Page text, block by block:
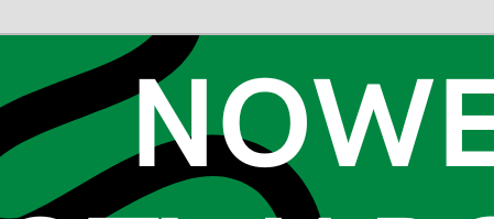
Klub Kręglarski Dziewiątka
Klub Kręglarski Dziewiątka Wronki